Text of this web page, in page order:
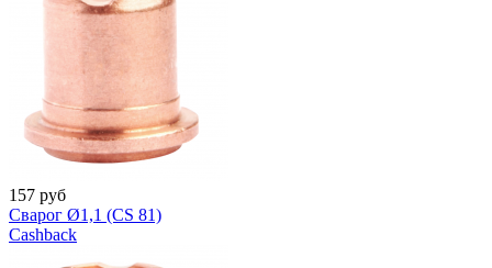
157 руб
Сварог Ø1,1 (CS 81)
Cashback